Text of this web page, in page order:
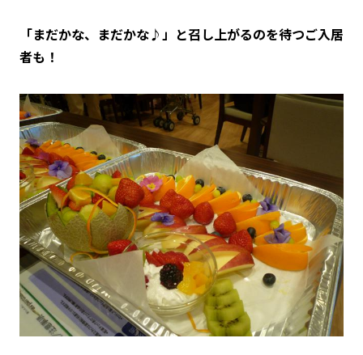
「まだかな、まだかな♪」と召し上がるのを待つご入居
者も！